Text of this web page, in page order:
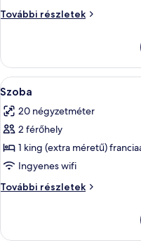
További részletek
Szoba
A
következő
szoba
összes
képének
megtekintése:
Szoba
8
Szoba
20 négyzetméter
2 férőhely
1 king (extra méretű)
Ingyenes wifi
További részletek
Szoba